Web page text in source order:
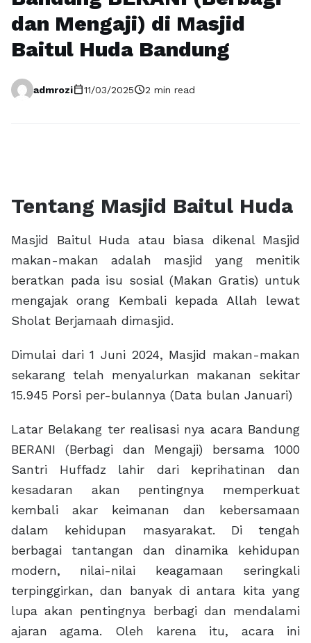
dan Mengaji) di Masjid
Baitul Huda Bandung
admrozicalendar_today11/03/2025schedule2 min read
Tentang Masjid Baitul Huda
Masjid Baitul Huda atau biasa dikenal Masjid
makan-makan adalah masjid yang menitik
beratkan pada isu sosial (Makan Gratis) untuk
mengajak orang Kembali kepada Allah lewat
Sholat Berjamaah dimasjid.
Dimulai dari 1 Juni 2024, Masjid makan-makan
sekarang telah menyalurkan makanan sekitar
15.945 Porsi per-bulannya (Data bulan Januari)
Latar Belakang ter realisasi nya acara Bandung
BERANI (Berbagi dan Mengaji) bersama 1000
Santri Huffadz lahir dari keprihatinan dan
kesadaran akan pentingnya memperkuat
kembali akar keimanan dan kebersamaan
dalam kehidupan masyarakat. Di tengah
berbagai tantangan dan dinamika kehidupan
modern, nilai-nilai keagamaan seringkali
terpinggirkan, dan banyak di antara kita yang
lupa akan pentingnya berbagi dan mendalami
ajaran agama. Oleh karena itu, acara ini